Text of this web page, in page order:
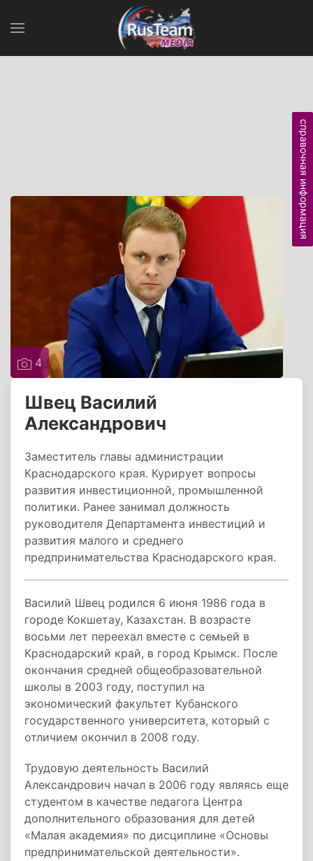
4
Швец Василий
Александрович
Заместитель главы администрации
Краснодарского края. Курирует вопросы
развития инвестиционной, промышленной
политики. Ранее занимал должность
руководителя Департамента инвестиций и
развития малого и среднего
предпринимательства Краснодарского края.
Василий Швец родился 6 июня 1986 года в
городе Кокшетау, Казахстан. В возрасте
восьми лет переехал вместе с семьей в
Краснодарский край, в город Крымск. После
окончания средней общеобразовательной
школы в 2003 году, поступил на
экономический факультет Кубанского
государственного университета, который с
отличием окончил в 2008 году.
Трудовую деятельность Василий
Александрович начал в 2006 году являясь еще
студентом в качестве педагога Центра
дополнительного образования для детей
«Малая академия» по дисциплине «Основы
предпринимательской деятельности».
справочная информация